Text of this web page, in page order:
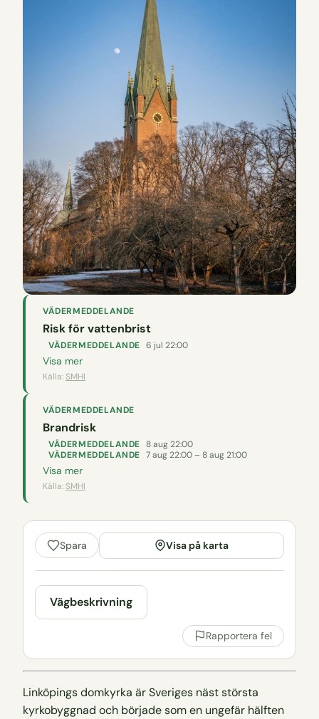
VÄDERMEDDELANDE
Risk för vattenbrist
VÄDERMEDDELANDE 6 jul 22:00
Visa mer
Källa: SMHI
VÄDERMEDDELANDE
Brandrisk
VÄDERMEDDELANDE 8 aug 22:00
VÄDERMEDDELANDE 7 aug 22:00 – 8 aug 21:00
Visa mer
Källa: SMHI
Spara Visa på karta
Vägbeskrivning
Rapportera fel
Linköpings domkyrka är Sveriges näst största
kyrkobyggnad och började som en ungefär hälften